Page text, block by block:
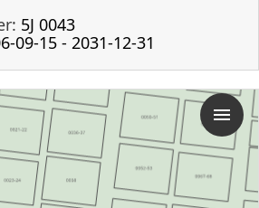
5J 0043
09-15 - 2031-12-31